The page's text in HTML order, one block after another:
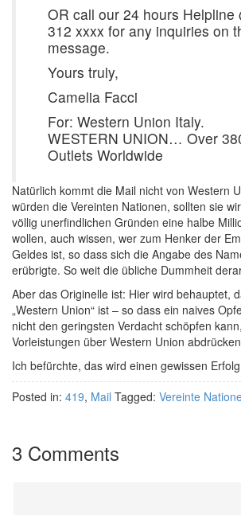
OR call our 24 hours Helpline
312 xxxx for any inquiries on
message.
Yours truly,
Camelia Facci
For: Western Union Italy.
WESTERN UNION… Over
Outlets Worldwide
Natürlich kommt die Mail nicht von Western
würden die Vereinten Nationen, sollten sie
völlig unerfindlichen Gründen eine halbe
wollen, auch wissen, wer zum Henker der
Geldes ist, so dass sich die Angabe des
erübrigte. So weit die übliche Dummheit
Aber das Originelle ist: Hier wird behauptet,
„Western Union“ ist – so dass ein naives
nicht den geringsten Verdacht schöpfen
Vorleistungen über Western Union
Ich befürchte, das wird einen gewissen
Posted in: 419, Mail Tagged: Vereinte
3 Comments